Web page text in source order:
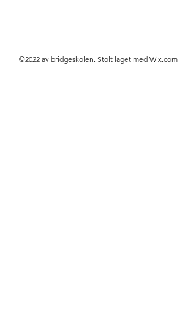
©2022 av bridgeskolen. Stolt laget med Wix.com